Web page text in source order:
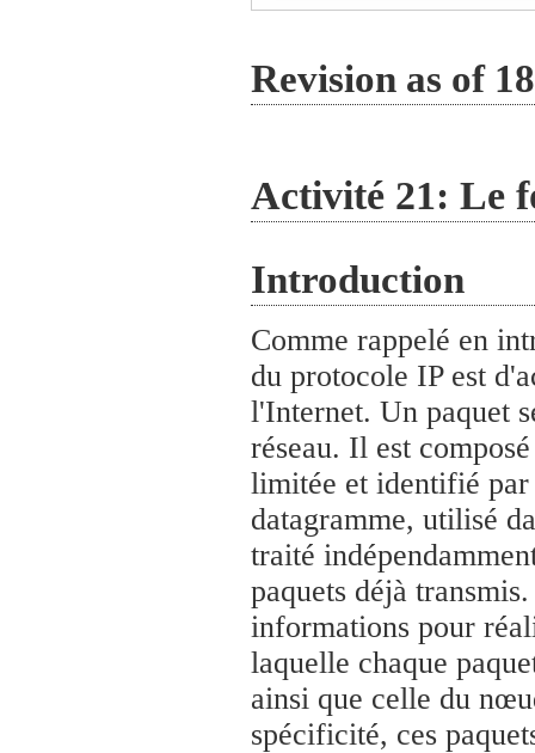
Revision as of
Activité 21: Le
Introduction
Comme rappelé en
du protocole IP est
l'Internet. Un paquet
réseau. Il est
limitée et identifié par
datagramme, utilisé
traité
paquets déjà
informations pour
laquelle chaque
ainsi que celle du
spécificité, ces